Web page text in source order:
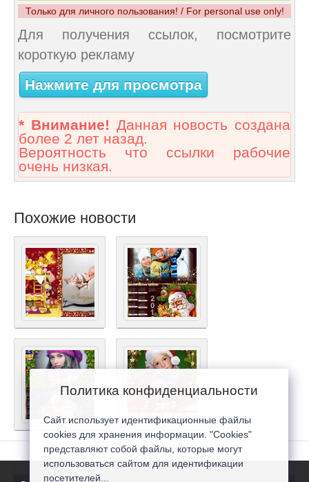
Только для личного пользования! / For personal use only!
Для получения ссылок, посмотрите
короткую рекламу
Нажмите для просмотра
* Внимание! Данная новость создана
более 2 лет назад.
Вероятность что ссылки рабочие
очень низкая.
Похожие новости
Политика конфиденциальности
Сайт использует идентификационные файлы
cookies для хранения информации. "Cookies"
представляют собой файлы, которые могут
использоваться сайтом для идентификации
посетителей...